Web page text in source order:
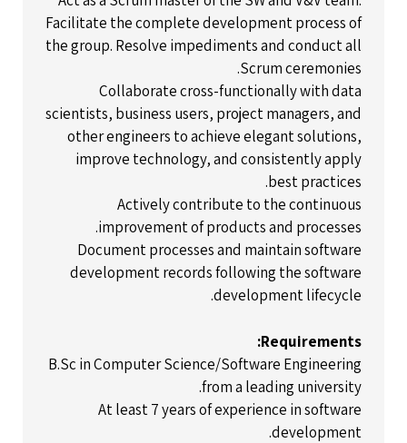
Facilitate the complete development process of
the group. Resolve impediments and conduct all
Scrum ceremonies.
Collaborate cross-functionally with data
scientists, business users, project managers, and
other engineers to achieve elegant solutions,
improve technology, and consistently apply
best practices.
Actively contribute to the continuous
improvement of products and processes.
Document processes and maintain software
development records following the software
development lifecycle.
Requirements:
B.Sc in Computer Science/Software Engineering
from a leading university.
At least 7 years of experience in software
development.